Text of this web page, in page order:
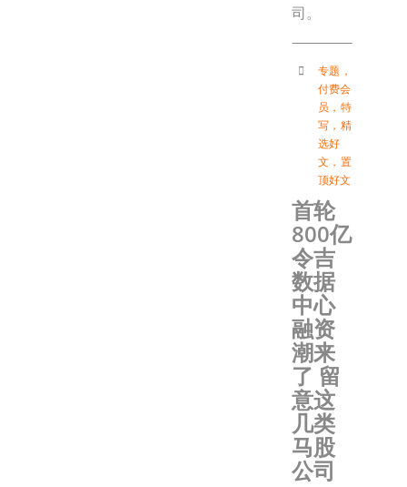
司。
专题 ，
付费会
员 ， 特
写 ， 精
选好
文 ， 置
顶好文
首轮
800亿
令吉
数据
中心
融资
潮来
了 留
意这
几类
马股
公司